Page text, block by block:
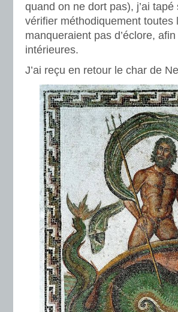
quand on ne dort pas), j’ai
vérifier méthodiquement
manqueraient pas d’éclore,
intérieures.
J’ai reçu en retour le char de